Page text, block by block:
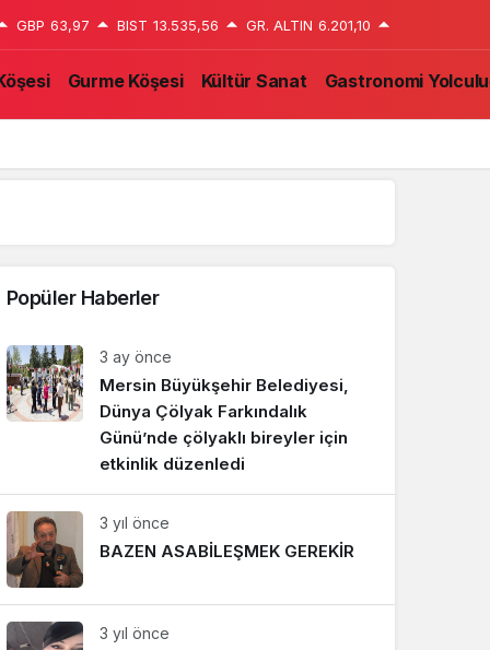
GBP 63,97 BIST 13.535,56 GR. ALTIN 6.201,10
Gurme Köşesi Kültür Sanat Gastronomi
Popüler Haberler
3 ay önce
Mersin Büyükşehir Belediyesi,
Dünya Çölyak Farkındalık
Günü’nde çölyaklı bireyler için
etkinlik düzenledi
3 yıl önce
BAZEN ASABİLEŞMEK GEREKİR
3 yıl önce